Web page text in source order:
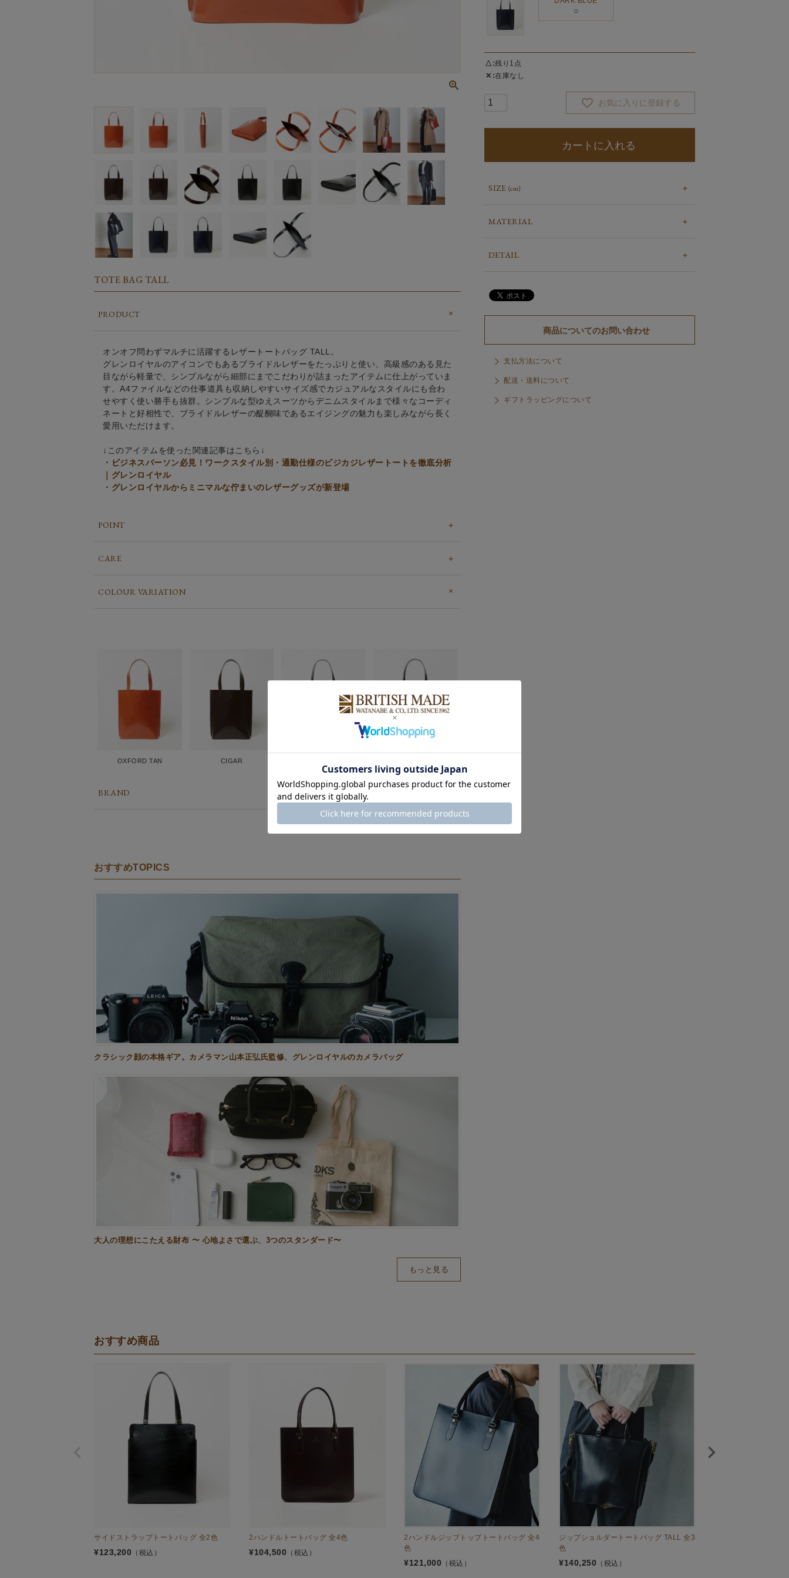
TOTE BAG TALL
PRODUCT
オンオフ問わずマルチに活躍するレザートートバッグ TALL。
グレンロイヤルのアイコンでもあるブライドルレザーをたっぷりと使い、高級感のある見た
目ながら軽量で、シンプルながら細部にまでこだわりが詰まったアイテムに仕上がっていま
す。A4ファイルなどの仕事道具も収納しやすいサイズ感でカジュアルなスタイルにも合わ
せやすく使い勝手も抜群。シンプルな型ゆえスーツからデニムスタイルまで様々なコーディ
ネートと好相性で、ブライドルレザーの醍醐味であるエイジングの魅力も楽しみながら長く
愛用いただけます。
↓このアイテムを使った関連記事はこちら↓
・ビジネスパーソン必見！ワークスタイル別・通勤仕様のビジカジレザートートを徹底分析
｜グレンロイヤル
・グレンロイヤルからミニマルな佇まいのレザーグッズが新登場
POINT
CARE
COLOUR VARIATION
OXFORD TAN CIGAR
BRAND
△ 残り1点
✕ 在庫なし
お気に入りに登録する
カートに入れる
SIZE (cm)
MATERIAL
DETAIL
商品についてのお問い合わせ
支払方法について
配送・送料について
ギフトラッピングについて
おすすめTOPICS
クラシック顔の本格ギア。カメラマン山本正弘氏監修、グレンロイヤルのカメラバッグ
大人の理想にこたえる財布 〜 心地よさで選ぶ、3つのスタンダード〜
もっと見る
おすすめ商品
サイドストラップトートバッグ 全2色
¥123,200 （税込）
2ハンドルトートバッグ 全4色
¥104,500 （税込）
2ハンドルジップトップトートバッグ 全4
色
¥121,000 （税込）
ジップショルダートートバッグ TALL 全3
色
¥140,250 （税込）